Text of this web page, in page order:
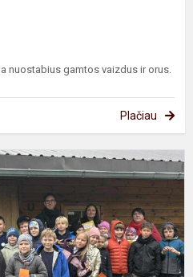
nuostabius gamtos vaizdus ir orus.
Plačiau